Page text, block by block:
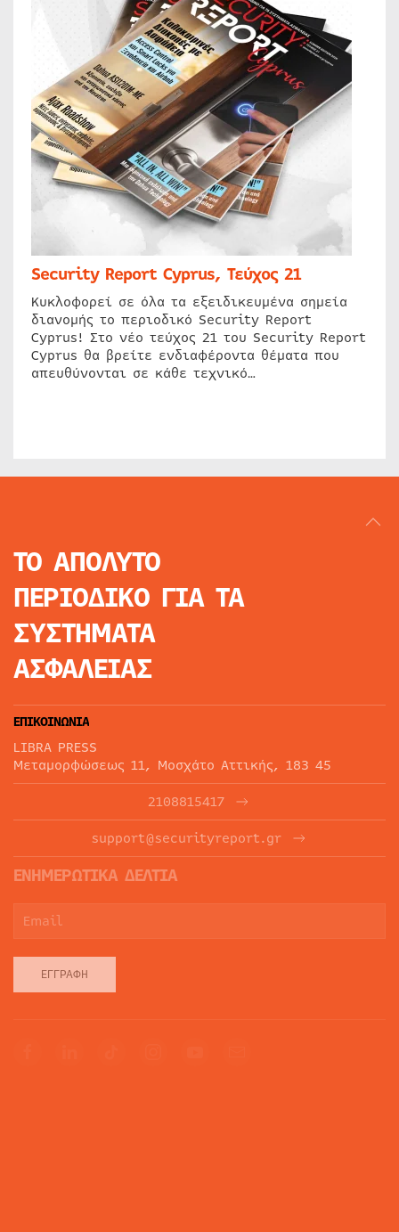
Security Report Cyprus, Τεύχος 21
Κυκλοφορεί σε όλα τα εξειδικευμένα σημεία
διανομής το περιοδικό Security Report
Cyprus! Στο νέο τεύχος 21 του Security Report
Cyprus θα βρείτε ενδιαφέροντα θέματα που
απευθύνονται σε κάθε τεχνικό…
ΤΟ ΑΠΟΛΥΤΟ
ΠΕΡΙΟΔΙΚΟ ΓΙΑ ΤΑ
ΣΥΣΤΗΜΑΤΑ
ΑΣΦΑΛΕΙΑΣ
ΕΠΙΚΟΙΝΩΝΙΑ
LIBRA PRESS
Μεταμορφώσεως 11, Μοσχάτο Αττικής, 183 45
2108815417
support@securityreport.gr
ΕΝΗΜΕΡΩΤΙΚΑ ΔΕΛΤΙΑ
ΕΓΓΡΑΦΉ